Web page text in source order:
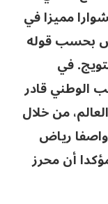
مميزا في
بحسب قوله
في
الوطني قادر
من خلال
واصفا رياض
أن محرز